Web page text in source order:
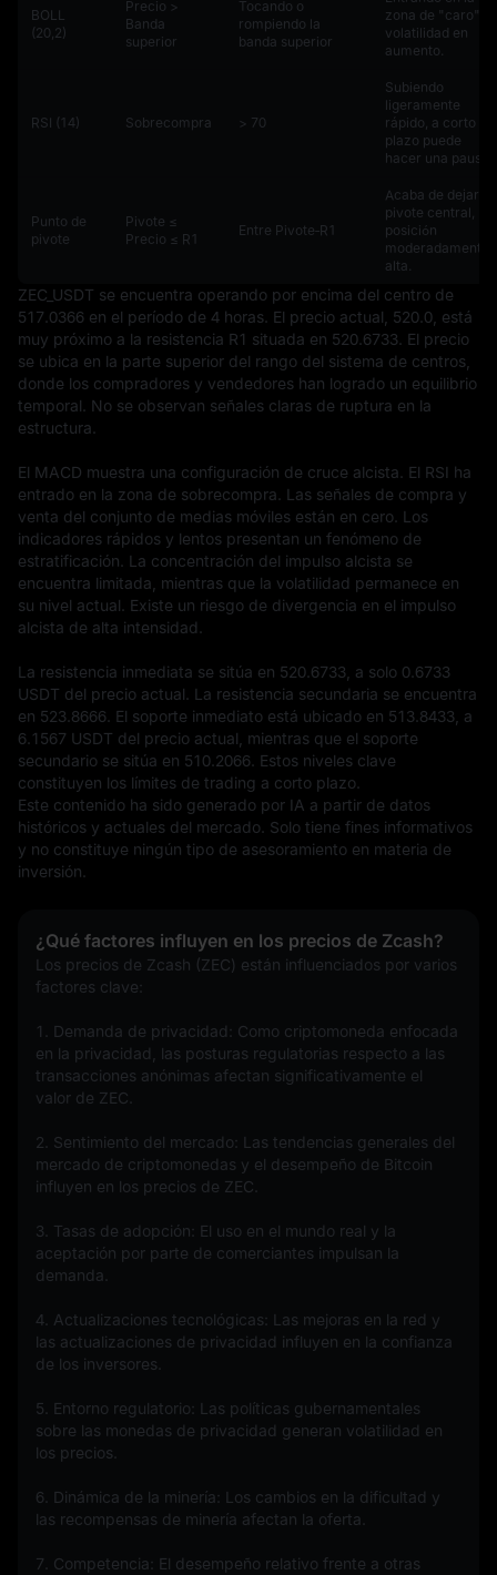
BOLL
(20,2)
Precio >
Banda
superior
Tocando o
rompiendo la
banda superior
zona de "caro",
volatilidad en
aumento.
RSI (14) Sobrecompra > 70
Subiendo
ligeramente
rápido, a corto
plazo puede
hacer una pausa.
Punto de
pivote
Pivote ≤
Precio ≤ R1
Entre Pivote‑R1
Acaba de dejar el
pivote central,
posición
moderadamente
alta.
ZEC_USDT se encuentra operando por encima del centro de
517.0366 en el período de 4 horas. El precio actual, 520.0, está
muy próximo a la resistencia R1 situada en 520.6733. El precio
se ubica en la parte superior del rango del sistema de centros,
donde los compradores y vendedores han logrado un equilibrio
temporal. No se observan señales claras de ruptura en la
estructura.
El MACD muestra una configuración de cruce alcista. El RSI ha
entrado en la zona de sobrecompra. Las señales de compra y
venta del conjunto de medias móviles están en cero. Los
indicadores rápidos y lentos presentan un fenómeno de
estratificación. La concentración del impulso alcista se
encuentra limitada, mientras que la volatilidad permanece en
su nivel actual. Existe un riesgo de divergencia en el impulso
alcista de alta intensidad.
La resistencia inmediata se sitúa en 520.6733, a solo 0.6733
USDT del precio actual. La resistencia secundaria se encuentra
en 523.8666. El soporte inmediato está ubicado en 513.8433, a
6.1567 USDT del precio actual, mientras que el soporte
secundario se sitúa en 510.2066. Estos niveles clave
constituyen los límites de trading a corto plazo.
Este contenido ha sido generado por IA a partir de datos
históricos y actuales del mercado. Solo tiene fines informativos
y no constituye ningún tipo de asesoramiento en materia de
inversión.
¿Qué factores influyen en los precios de Zcash?
Los precios de Zcash (ZEC) están influenciados por varios
factores clave:
1. Demanda de privacidad: Como criptomoneda enfocada
en la privacidad, las posturas regulatorias respecto a las
transacciones anónimas afectan significativamente el
valor de ZEC.
2. Sentimiento del mercado: Las tendencias generales del
mercado de criptomonedas y el desempeño de Bitcoin
influyen en los precios de ZEC.
3. Tasas de adopción: El uso en el mundo real y la
aceptación por parte de comerciantes impulsan la
demanda.
4. Actualizaciones tecnológicas: Las mejoras en la red y
las actualizaciones de privacidad influyen en la confianza
de los inversores.
5. Entorno regulatorio: Las políticas gubernamentales
sobre las monedas de privacidad generan volatilidad en
los precios.
6. Dinámica de la minería: Los cambios en la dificultad y
las recompensas de minería afectan la oferta.
7. Competencia: El desempeño relativo frente a otras